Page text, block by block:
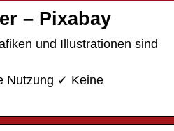
– Pixabay
und Illustrationen sind
Nutzung ✓ Keine